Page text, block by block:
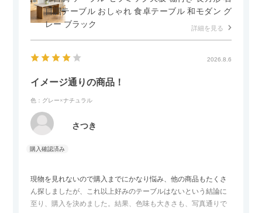
目調テーブル おしゃれ 食卓テーブル 和モダン グ
レー ブラック
詳細を見る
2026.8.6
イメージ通りの商品！
色：グレー×ナチュラル
さつき
現物を見れないので購入までにかなり悩み、他の商品もたくさ
ん探しましたが、これ以上好みのテーブルはないという結論に
至り、購入を決めました。結果、色味も大きさも、写真通りで